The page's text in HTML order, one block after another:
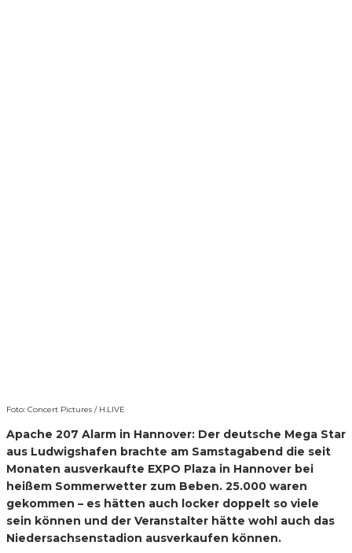
Foto: Concert Pictures / H.LIVE
Apache 207 Alarm in Hannover: Der deutsche Mega Star
aus Ludwigshafen brachte am Samstagabend die seit
Monaten ausverkaufte EXPO Plaza in Hannover bei
heißem Sommerwetter zum Beben. 25.000 waren
gekommen – es hätten auch locker doppelt so viele
sein können und der Veranstalter hätte wohl auch das
Niedersachsenstadion ausverkaufen können.